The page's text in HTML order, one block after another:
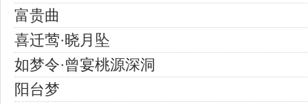
富贵曲
喜迁莺·晓月坠
如梦令·曾宴桃源深洞
阳台梦